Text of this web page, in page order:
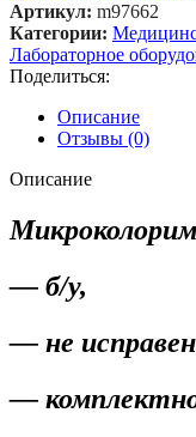
Артикул: m97662
Категории:
Лабораторное
Поделиться:
Описание
Отзывы (0)
Описание
— б/у,
— не
—